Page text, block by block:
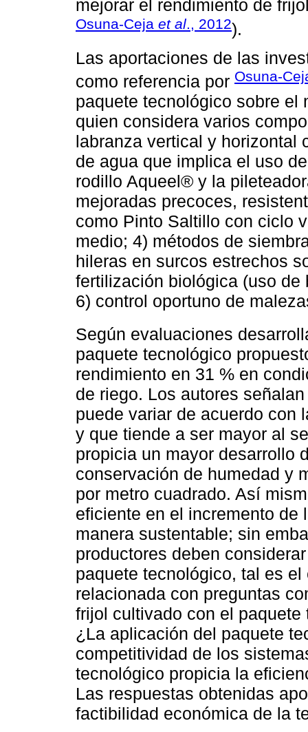
mejorar el rendimiento de
Osuna-Ceja et al., 2012).
Las aportaciones de las
como referencia por Osuna-
paquete tecnológico sobre el
quien considera varios
labranza vertical y horizontal
de agua que implica el uso
rodillo Aqueel® y la
mejoradas precoces,
como Pinto Saltillo con ciclo
medio; 4) métodos de
hileras en surcos estrechos
fertilización biológica (uso
6) control oportuno de
Según evaluaciones
paquete tecnológico
rendimiento en 31 % en
de riego. Los autores
puede variar de acuerdo con
y que tiende a ser mayor al
propicia un mayor desarrollo
conservación de humedad y
por metro cuadrado. Así
eficiente en el incremento
manera sustentable; sin
productores deben
paquete tecnológico, tal es
relacionada con preguntas
frijol cultivado con el
¿La aplicación del paquete
competitividad de los
tecnológico propicia la
Las respuestas obtenidas
factibilidad económica de la